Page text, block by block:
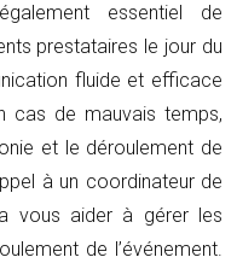
essentiel de
prestataires le jour du
fluide et efficace
cas de mauvais temps,
et le déroulement de
à un coordinateur de
vous aider à gérer les
de l’événement.